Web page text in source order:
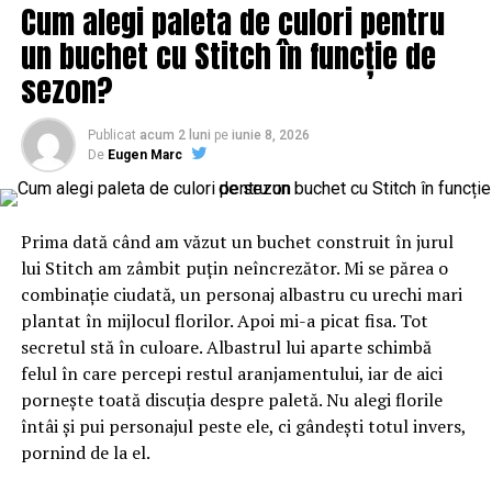
Factori care fac o țară pregătită
pentru adoptarea monedelor digitale
Criptomonedele se confruntă în prezent cu creșteri
uriașe ale cererii în întreaga lume. Dorința oamenilor de
a deține criptomonede și rata de absorbție a
criptomonedelor sunt importante pentru creșterea cu
Pe măsură ce criptomonedele devin mai tradiționale,
consumatorii vor începe să accepte mai ușor moneda
digitală ca unul dintre activele lor.
ARTICOLE PE ACEIASI TEMA: PRIMA
URMATORUL
“Slovenia nu este o colonie, nu este un stat de mâna a
doua” – Capital | BuzauAZI
Cum alegi paleta de culori pentru
un buchet cu Stitch în funcție de
sezon?
Publicat acum 2 luni pe iunie 8, 2026
De Eugen Marc
Prima dată când am văzut un buchet construit în jurul
lui Stitch am zâmbit puțin neîncrezător. Mi se părea o
combinație ciudată, un personaj albastru cu urechi mari
plantat în mijlocul florilor. Apoi mi-a picat fisa. Tot
secretul stă în culoare. Albastrul lui aparte schimbă
felul în care percepi restul aranjamentului, iar de aici
pornește toată discuția despre paletă. Nu alegi florile
întâi și pui personajul peste ele, ci gândești totul invers,
pornind de la el.